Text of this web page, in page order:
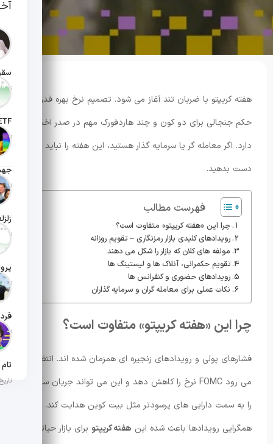
تاریخ
تاریخ
تاریخ
تاریخ
تاریخ
تاریخ
تاریخ
هفته کریپتو با ضربان تند آغاز می شود. تصمیم نرخ بهره فدرال،
حکم جنجالی برای دو کون و چند هاردفورک مهم در صدر اخبار قرار
دارد. اگر معامله گر یا سرمایه گذار هستید، این هفته را نباید از
دست بدهید.
فهرست مطالب
چرا این «هفته کریپتو» متفاوت است؟
رویدادهای کلیدی بازار رمزنگاری – تقویم روزانه
مولفه های کلان که بازار را شکل می دهند
تقویم حکمرانی، آنلاک ها و لیستینگ ها
رویدادهای حضوری و کنفرانس ها
نکات عملی برای معامله گران و سرمایه گذاران
چرا این «هفته کریپتو» متفاوت است؟
فشارهای پولی و رویدادهای زنجیره ای همزمان شده اند. انتظار
می رود FOMC نرخ را کاهش دهد و این می تواند جریان سرمایه
را به سمت دارایی های پرسودتر مثل بیت کوین هدایت کند. همین
همگرایی رویدادها باعث شده این هفته کریپتو برای بازار حیاتی